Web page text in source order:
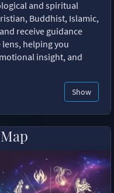
and spiritual
Buddhist, Islamic,
receive guidance
helping you
insight, and
Show